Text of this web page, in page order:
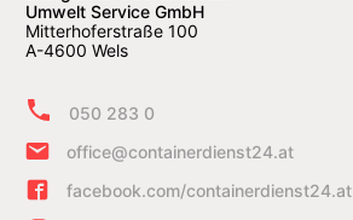
Umwelt Service GmbH
Mitterhoferstraße 100
A-4600 Wels
050 283 0
office@containerdienst24.at
facebook.com/containerdienst24.at